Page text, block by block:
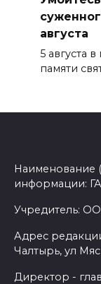
августа
5 августа
памяти
Наименование
информации:
Учредитель:
Адрес
Чалтырь, ул
Директор -